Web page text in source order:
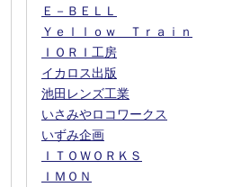
Ｅ－ＢＥＬＬ
Ｙｅｌｌｏｗ Ｔｒａｉｎ
ＩＯＲＩ工房
イカロス出版
池田レンズ工業
いさみやロコワークス
いずみ企画
ＩＴＯＷＯＲＫＳ
ＩＭＯＮ